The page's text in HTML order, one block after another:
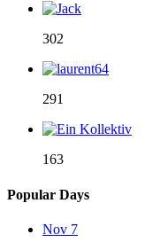
302
291
163
Popular Days
Nov 7